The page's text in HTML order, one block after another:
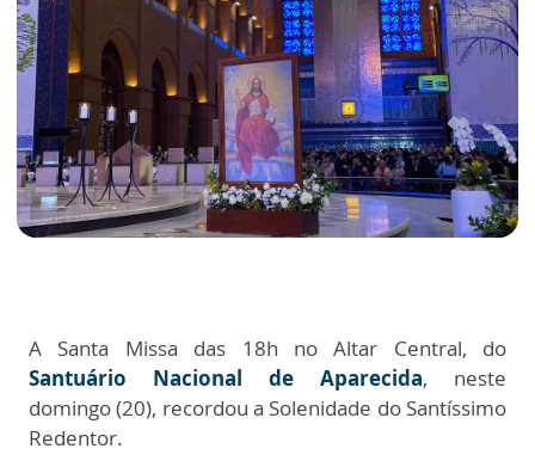
A Santa Missa das 18h no Altar Central, do
Santuário Nacional de Aparecida, neste
domingo (20), recordou a Solenidade do Santíssimo
Redentor.